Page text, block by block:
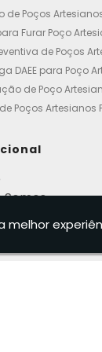
de Poços
Furar Poço
de Poços
DAEE para Poço
de Poço
Poços Artesianos
Projeto
Licença de
de Poço
Conserto de
Somos
melhor